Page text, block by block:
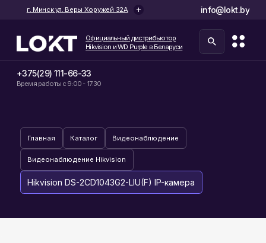
Hikvision DS-2CD1043G2-LIU(F) IP-камера
+375(29) 111-66-33
г. Минск ул. Веры Хоружей 32А
Время работы с 9:00 - 17:30